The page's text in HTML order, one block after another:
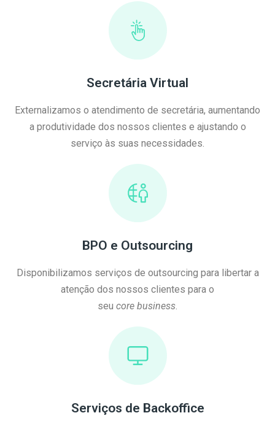
Secretária Virtual
Externalizamos o atendimento de secretária, aumentando
a produtividade dos nossos clientes e ajustando o
serviço às suas necessidades.
BPO e Outsourcing
Disponibilizamos serviços de outsourcing para libertar a
atenção dos nossos clientes para o
seu core business.
Serviços de Backoffice